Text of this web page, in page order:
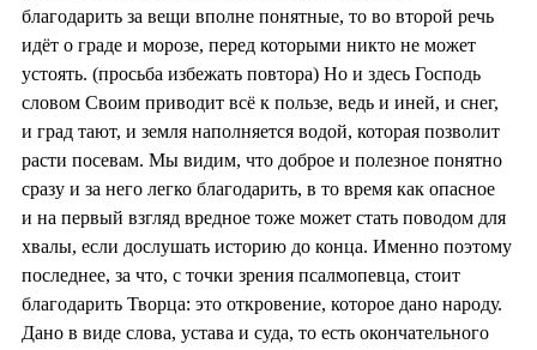
благодарить за вещи вполне понятные, то во второй речь
идёт о граде и морозе, перед которыми никто не может
устоять. (просьба избежать повтора) Но и здесь Господь
словом Своим приводит всё к пользе, ведь и иней, и снег,
и град тают, и земля наполняется водой, которая позволит
расти посевам. Мы видим, что доброе и полезное понятно
сразу и за него легко благодарить, в то время как опасное
и на первый взгляд вредное тоже может стать поводом для
хвалы, если дослушать историю до конца. Именно поэтому
последнее, за что, с точки зрения псалмопевца, стоит
благодарить Творца: это откровение, которое дано народу.
Дано в виде слова, устава и суда, то есть окончательного